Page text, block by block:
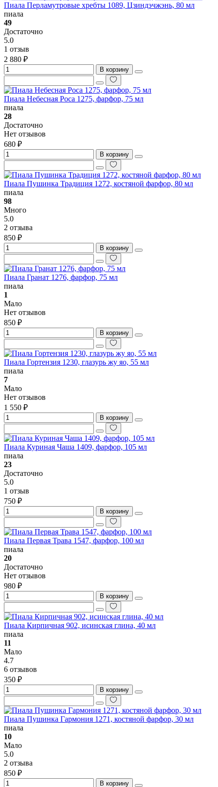
Пиала Перламутровые хребты 1089, Цзиндэчжэнь, 80 мл
пиала
49
Достаточно
5.0
1 отзыв
2 880 ₽
В корзину
Пиала Небесная Роса 1275, фарфор, 75 мл
пиала
28
Достаточно
Нет отзывов
680 ₽
В корзину
Пиала Пушинка Традиция 1272, костяной фарфор, 80 мл
пиала
98
Много
5.0
2 отзыва
850 ₽
В корзину
Пиала Гранат 1276, фарфор, 75 мл
пиала
1
Мало
Нет отзывов
850 ₽
В корзину
Пиала Гортензия 1230, глазурь жу яо, 55 мл
пиала
7
Мало
Нет отзывов
1 550 ₽
В корзину
Пиала Куриная Чаша 1409, фарфор, 105 мл
пиала
23
Достаточно
5.0
1 отзыв
750 ₽
В корзину
Пиала Первая Трава 1547, фарфор, 100 мл
пиала
20
Достаточно
Нет отзывов
980 ₽
В корзину
Пиала Кирпичная 902, исинская глина, 40 мл
пиала
11
Мало
4.7
6 отзывов
350 ₽
В корзину
Пиала Пушинка Гармония 1271, костяной фарфор, 30 мл
пиала
10
Мало
5.0
2 отзыва
850 ₽
В корзину